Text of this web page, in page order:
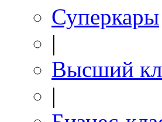
Суперкары
|
Высший
|